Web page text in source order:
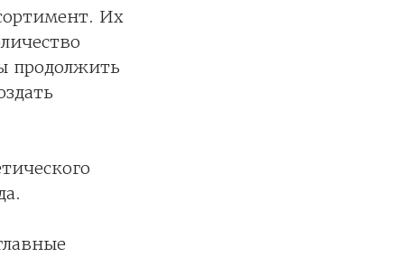
Их
продолжить